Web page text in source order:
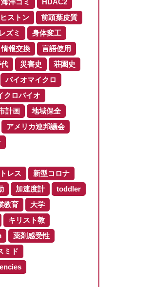
海洋ゴミ
HDAC2
ヒストン
前頭葉皮質
ズミ
身体変工
情報交換
言語使用
災害史
荘園史
バイオマイクロ
クロバイオ
計画
地域保全
アメリカ連邦議会
レス
新型コロナ
加速度計
toddler
教育
大学
キリスト教
薬剤感受性
ミド